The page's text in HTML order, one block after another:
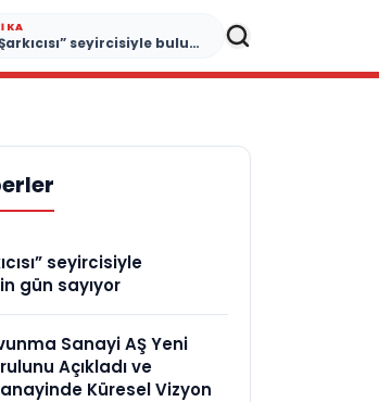
“Düğün Şarkıcısı” seyircisiyle buluşmak için gün sayıyor
seyircisiyle
gün sayıyor
Sanayi AŞ Yeni
Açıkladı ve
Küresel Vizyon